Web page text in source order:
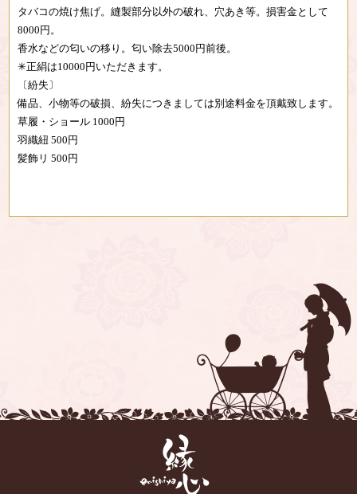
タバコの焼け焦げ。縫製部分以外の破れ、穴あき等。損害金として
8000円。
香水などの匂いの移り。匂い除去5000円前後。
✳︎正絹は10000円いただきます。
〔紛失〕
備品、小物等の破損、紛失につきましては別途料金を頂戴致します。
草履・ショール 1000円
羽織紐 500円
髪飾リ 500円